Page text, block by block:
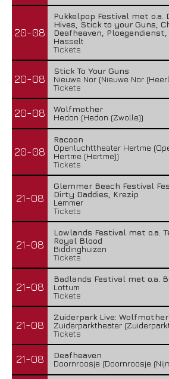
20-08
Pukkelpop Festival met o.a.
Hives, Stick to your Guns,
Deafheaven, Ploegendienst,
Hasselt
Tickets
20-08
Stick To Your Guns
Nieuwe Nor (Nieuwe Nor
Tickets
20-08
Wolfmother
Hedon (Hedon (Zwolle))
20-08
Racoon
Openluchttheater Hertme
Hertme (Hertme))
Tickets
21-08
Glemmer Beach Festival
Dirty Daddies, Krezip
Lemmer
Tickets
21-08
Lowlands Festival met o.a.
Royal Blood
Biddinghuizen
Tickets
21-08
Badlands Festival met o.a.
Lottum
Tickets
21-08
Zuiderpark Live: Wolfmother
Zuiderparktheater
Tickets
21-08
Deafheaven
Doornroosje (Doornroosje